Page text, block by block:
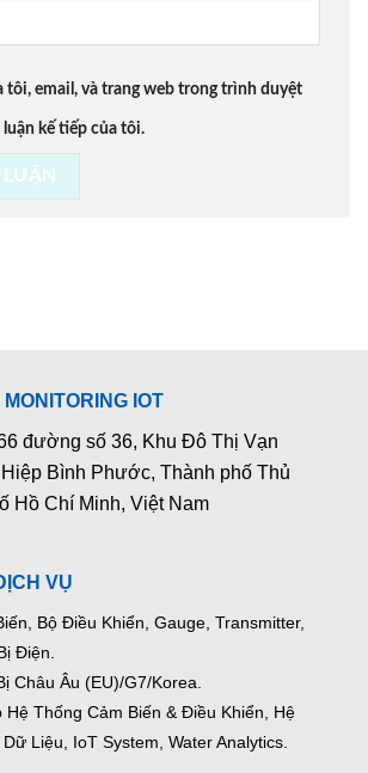
tôi, email, và trang web trong trình duyệt
kế tiếp của tôi.
MONITORING IOT
đường số 36, Khu Đô Thị Vạn
Bình Phước, Thành phố Thủ
Hồ Chí Minh, Việt Nam
VỤ
Bộ Điều Khiển, Gauge, Transmitter,
Điện.
Châu Âu (EU)/G7/Korea.
Thống Cảm Biến & Điều Khiển, Hệ
Liệu, IoT System, Water Analytics.